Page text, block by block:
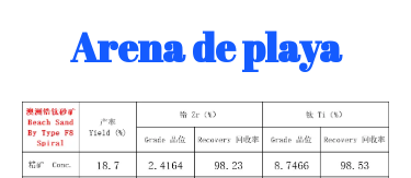
Arena de playa